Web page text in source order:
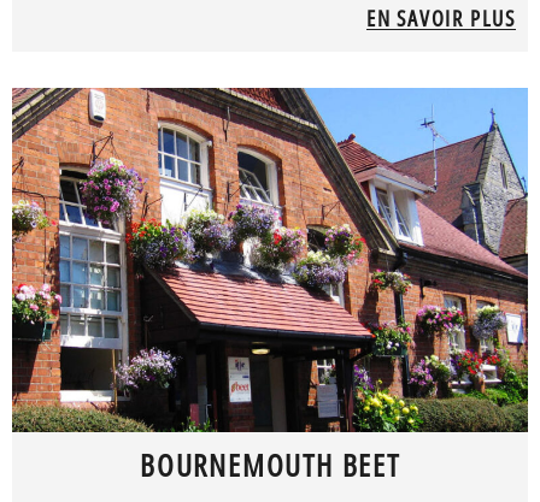
EN SAVOIR PLUS
BOURNEMOUTH BEET